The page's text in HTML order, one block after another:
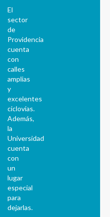
El
sector
de
Providencia
cuenta
con
calles
amplias
y
excelentes
ciclovías.
Además,
la
Universidad
cuenta
con
un
lugar
especial
para
dejarlas.